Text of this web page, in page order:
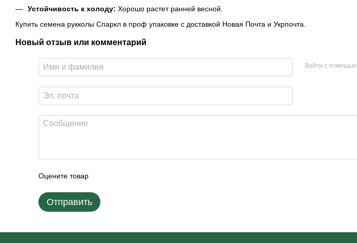
Устойчивость к холоду: Хорошо растет ранней весной.
Купить семена рукколы Спаркл в проф упаковке с доставкой Новая Почта и Укрпочта.
Новый отзыв или комментарий
Войти с помощью
Оцените товар
Отправить